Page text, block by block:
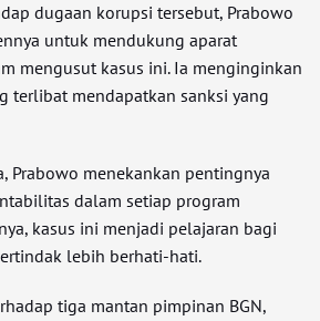
dugaan korupsi tersebut, Prabowo
untuk mendukung aparat
mengusut kasus ini. Ia menginginkan
terlibat mendapatkan sanksi yang
Prabowo menekankan pentingnya
dalam setiap program
kasus ini menjadi pelajaran bagi
lebih berhati-hati.
tiga mantan pimpinan BGN,